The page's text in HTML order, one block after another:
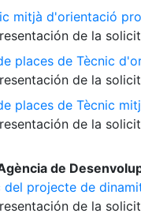
mitjà d'orientació
de la
places de Tècnic
de la
places de Tècnic
de la
de
del projecte de
de la